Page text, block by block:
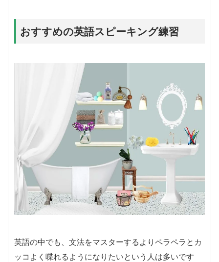
おすすめの英語スピーキング練習
英語の中でも、文法をマスターするよりペラペラとカ
ッコよく喋れるようになりたいという人は多いです